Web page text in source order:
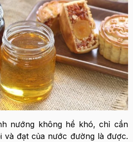
nướng không hề khó, chỉ cần
và đạt của nước đường là được.